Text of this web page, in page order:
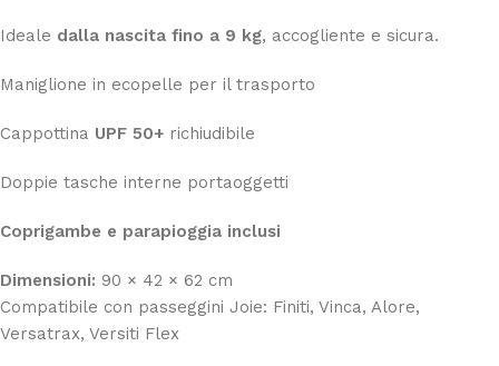
Ideale dalla nascita fino a 9 kg, accogliente e sicura.
Maniglione in ecopelle per il trasporto
Cappottina UPF 50+ richiudibile
Doppie tasche interne portaoggetti
Coprigambe e parapioggia inclusi
Dimensioni: 90 × 42 × 62 cm
Compatibile con passeggini Joie: Finiti, Vinca, Alore,
Versatrax, Versiti Flex